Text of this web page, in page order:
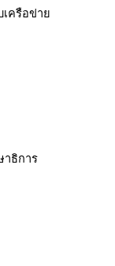
เครือข่าย
าธิการ